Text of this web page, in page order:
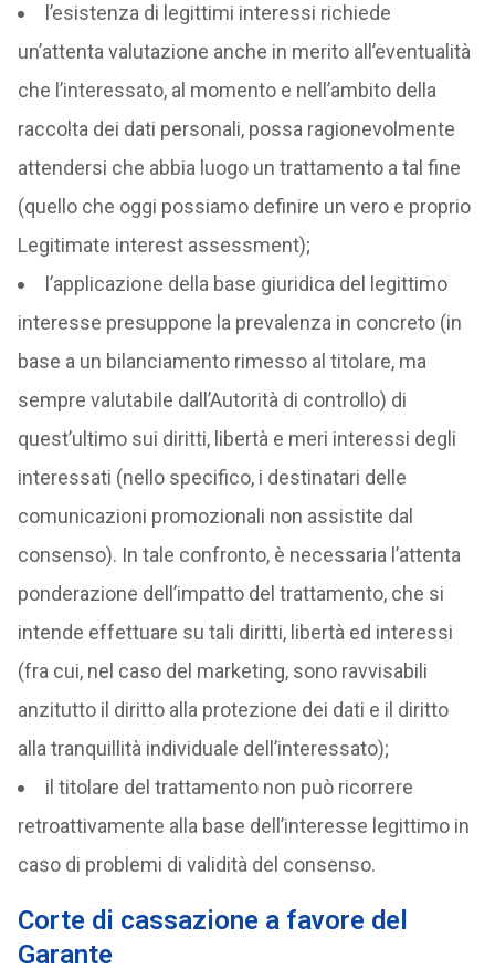
l’esistenza di legittimi interessi richiede
un’attenta valutazione anche in merito all’eventualità
che l’interessato, al momento e nell’ambito della
raccolta dei dati personali, possa ragionevolmente
attendersi che abbia luogo un trattamento a tal fine
(quello che oggi possiamo definire un vero e proprio
Legitimate interest assessment);
l’applicazione della base giuridica del legittimo
interesse presuppone la prevalenza in concreto (in
base a un bilanciamento rimesso al titolare, ma
sempre valutabile dall’Autorità di controllo) di
quest’ultimo sui diritti, libertà e meri interessi degli
interessati (nello specifico, i destinatari delle
comunicazioni promozionali non assistite dal
consenso). In tale confronto, è necessaria l’attenta
ponderazione dell’impatto del trattamento, che si
intende effettuare su tali diritti, libertà ed interessi
(fra cui, nel caso del marketing, sono ravvisabili
anzitutto il diritto alla protezione dei dati e il diritto
alla tranquillità individuale dell’interessato);
il titolare del trattamento non può ricorrere
retroattivamente alla base dell’interesse legittimo in
caso di problemi di validità del consenso.
Corte di cassazione a favore del
Garante